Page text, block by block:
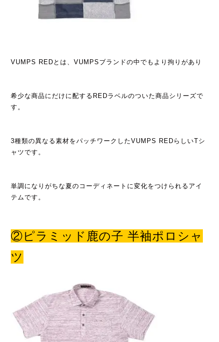
VUMPS REDとは、VUMPSブランドの中でもより拘りがあり
希少な商品にだけに配するREDラベルのついた商品シリーズで
す。
3種類の異なる素材をパッチワークしたVUMPS REDらしいTシ
ャツです。
単調になりがちな夏のコーディネートに変化をつけられるアイ
テムです。
②ピラミッド鹿の子 半袖ポロシャ
ツ